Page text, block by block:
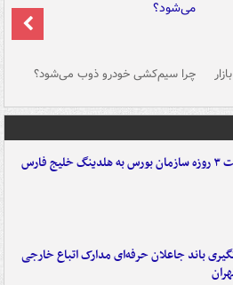
چرا سیم‌کشی خودرو ذوب می‌شود؟
خلیج فارس
باند جاعلان حرفه‌ای مدارک اتباع خارجی